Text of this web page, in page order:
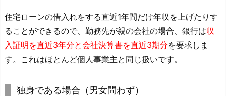
住宅ローンの借入れをする直近1年間だけ年収を上げたりす
ることができるので、勤務先が親の会社の場合、銀行は収
入証明を直近3年分と会社決算書を直近3期分を要求しま
す。これはほとんど個人事業主と同じ扱いです。
独身である場合（男女問わず）